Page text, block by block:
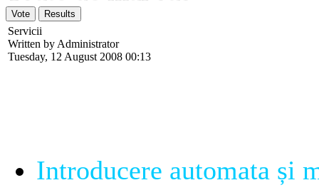
Servicii
Written by Administrator
Tuesday, 12 August 2008 00:13
Introducere automata și